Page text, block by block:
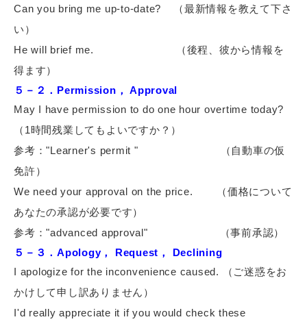
Can you bring me up-to-date?
（最新情報を教えて下さ
い）
He will brief me.
（後程、彼から情報を
得ます）
５－２．Permission， Approval
May I have permission to do one hour overtime today?
（1時間残業してもよいですか？）
参考："Learner's permit "
（自動車の仮
免許）
We need your approval on the price.
（価格について
あなたの承認が必要です）
参考："advanced approval"
（事前承認）
５－３．Apology， Request， Declining
I apologize for the inconvenience caused. （ご迷惑をお
かけして申し訳ありません）
I'd really appreciate it if you would check these